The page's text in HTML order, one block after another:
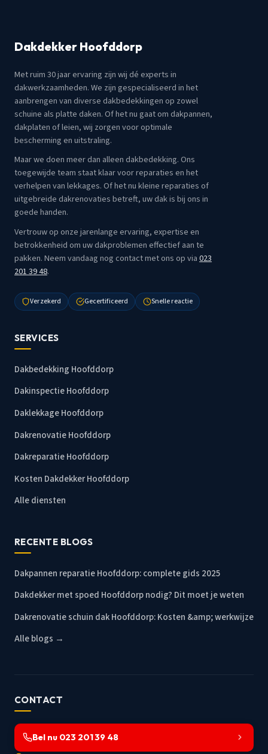
Dakdekker Hoofddorp
Met ruim 30 jaar ervaring zijn wij dé experts in
dakwerkzaamheden. We zijn gespecialiseerd in het
aanbrengen van diverse dakbedekkingen op zowel
schuine als platte daken. Of het nu gaat om dakpannen,
dakplaten of leien, wij zorgen voor optimale
bescherming en uitstraling.
Maar we doen meer dan alleen dakbedekking. Ons
toegewijde team staat klaar voor reparaties en het
verhelpen van lekkages. Of het nu kleine reparaties of
uitgebreide dakrenovaties betreft, uw dak is bij ons in
goede handen.
Vertrouw op onze jarenlange ervaring, expertise en
betrokkenheid om uw dakproblemen effectief aan te
pakken. Neem vandaag nog contact met ons op via023
201 39 48.
Verzekerd Gecertificeerd Snelle reactie
SERVICES
Dakbedekking Hoofddorp
Dakinspectie Hoofddorp
Daklekkage Hoofddorp
Dakrenovatie Hoofddorp
Dakreparatie Hoofddorp
Kosten Dakdekker Hoofddorp
Alle diensten
RECENTE BLOGS
Dakpannen reparatie Hoofddorp: complete gids 2025
Dakdekker met spoed Hoofddorp nodig? Dit moet je weten
Dakrenovatie schuin dak Hoofddorp: Kosten &amp; werkwijze
Alle blogs →
CONTACT
Bel nu 023 201 39 48